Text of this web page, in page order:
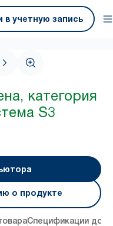
в учетную запись
категория
S3
о продукте
Спецификации